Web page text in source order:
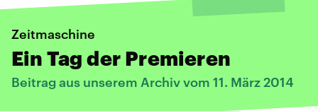
Zeitmaschine
Ein Tag der Premieren
Beitrag aus unserem Archiv vom 11. März 2014